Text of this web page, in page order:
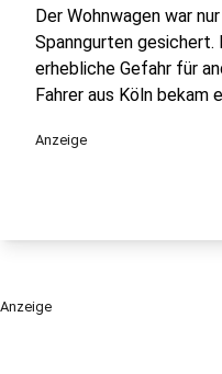
Der Wohnwagen war
Spanngurten gesichert.
erhebliche Gefahr für
Fahrer aus Köln bekam
Anzeige
Anzeige